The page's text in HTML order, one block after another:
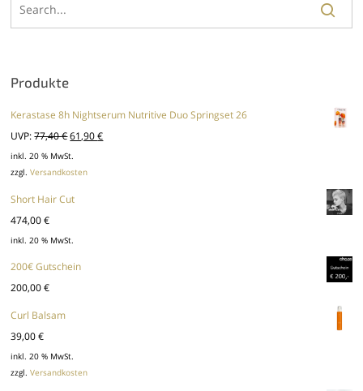
Produkte
Kerastase 8h Nightserum Nutritive Duo Springset 26
UVP: 77,40€Ursprünglicher
Preis
war:
77,40 €
61,90€Aktueller
inkl. 20 % MwSt.
zzgl.Versandkosten
Short Hair Cut
474,00€
inkl. 20 % MwSt.
200€ Gutschein
200,00€
Curl Balsam
39,00€
inkl. 20 % MwSt.
zzgl.Versandkosten